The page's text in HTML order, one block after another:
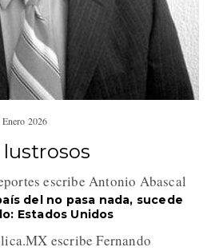
2026
escribe Antonio Abascal
del no pasa nada, sucede
Estados Unidos
escribe Fernando